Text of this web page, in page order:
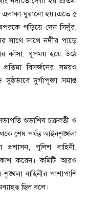
এলাকা ঘুরানো হয়।এতে ৫
পড়িয়ে দেন সিদুঁর,
সাথে সাথে নদীর পাড়ে
কাঁসা, ধূপময় হয়ে উঠে
বিসর্জনের সময়ও
দুর্গাপূজা সমাপ্ত
শুভাশিষ চক্রবর্তী ও
শেষ পর্যন্ত আইনশৃঙ্খলা
প্রশাসন, পুলিশ বাহিনী,
করেন। কমিটি আরও
বাহিনীর পাশাপাশি
ছিল বলে।